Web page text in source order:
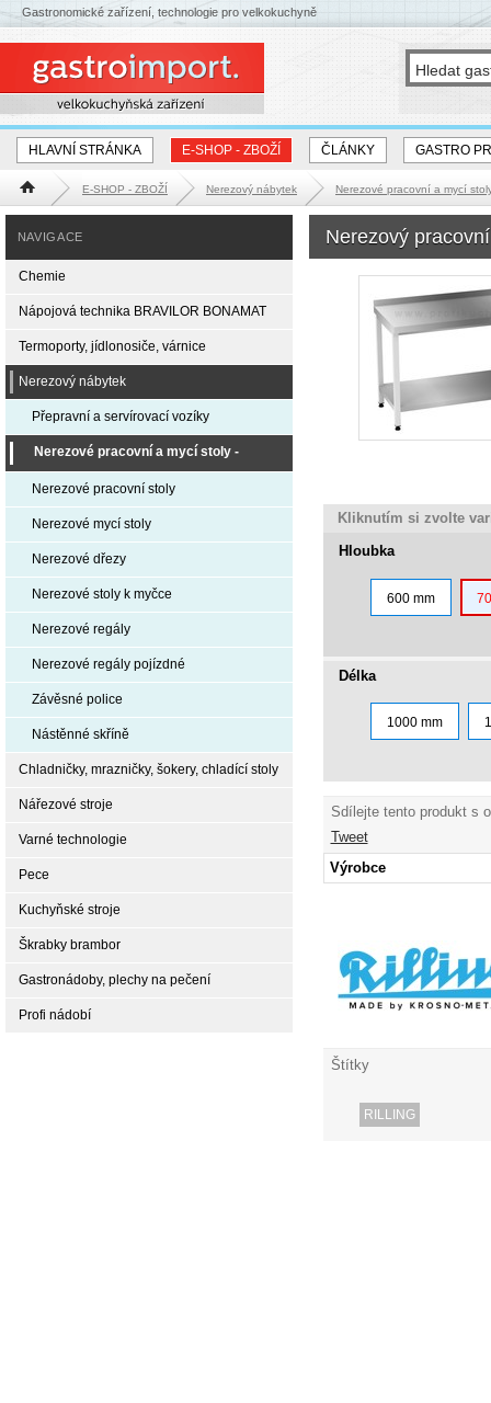
HLAVNÍ STRÁNKA E-SHOP - ZBOŽÍ ČLÁNKY GASTRO
Hlavní stránka E-SHOP - ZBOŽÍ Nerezový nábytek Nerezové pracovní a mycí
Nerezový
Kliknutím si zvolte
Hloubka
600 mm
Délka
1000 mm
Sdílejte tento produkt s
Tweet
Výrobce
Štítky
RILLING
NAVIGACE
Chemie
Nápojová technika BRAVILOR BONAMAT
Termoporty, jídlonosiče, várnice
Nerezový nábytek
Přepravní a servírovací vozíky
Nerezové pracovní a mycí stoly -
EXPRESS DODÁNÍ
Nerezové pracovní stoly
Nerezové mycí stoly
Nerezové dřezy
Nerezové stoly k myčce
Nerezové regály
Nerezové regály pojízdné
Závěsné police
Nástěnné skříně
Chladničky, mrazničky, šokery, chladící stoly
Nářezové stroje
Varné technologie
Pece
Kuchyňské stroje
Škrabky brambor
Gastronádoby, plechy na pečení
Profi nádobí
Gastronomické zařízení, technologie pro velkokuchyně